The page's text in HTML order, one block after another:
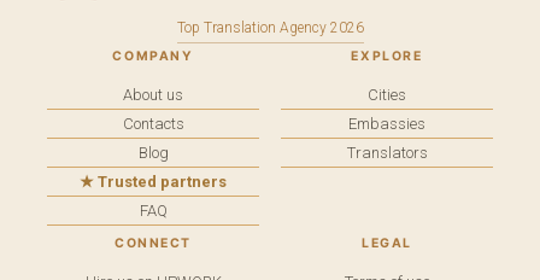
Top Translation Agency 2026
COMPANY
About us
Contacts
Blog
★ Trusted partners
FAQ
EXPLORE
Cities
Embassies
Translators
CONNECT LEGAL